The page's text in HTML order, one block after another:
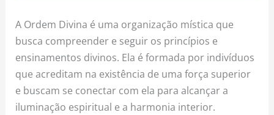
A Ordem Divina é uma organização mística que
busca compreender e seguir os princípios e
ensinamentos divinos. Ela é formada por indivíduos
que acreditam na existência de uma força superior
e buscam se conectar com ela para alcançar a
iluminação espiritual e a harmonia interior.